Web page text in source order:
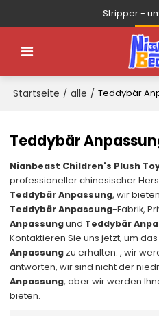
Stripper -
Startseite / alle / Teddybär
Teddybär
Nianbeast Children's Plush
professioneller chinesischer
Teddybär Anpassung, wir
Teddybär Anpassung-Fabrik,
Anpassungund Teddybär
Kontaktieren Sie uns jetzt, um
Anpassung zu erhalten. , wir
antworten, wir sind nicht der
Anpassung, aber wir werden
bieten.